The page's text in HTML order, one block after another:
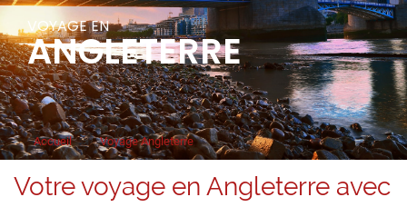
VOYAGE EN
ANGLETERRE
Accueil > Voyage Angleterre
Votre voyage en Angleterre avec